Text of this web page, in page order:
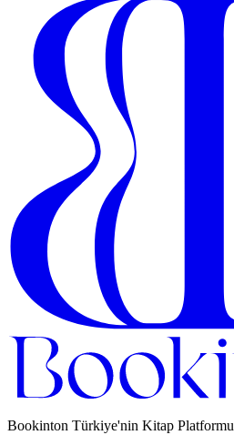
Bookinton Türkiye'nin Kitap Platformu